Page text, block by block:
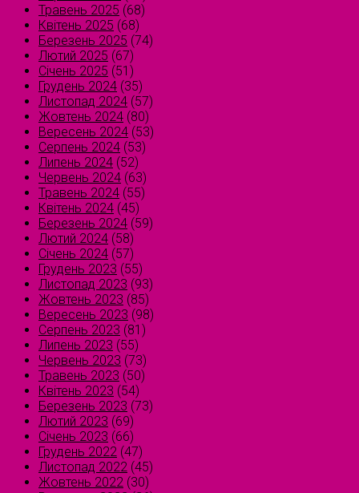
Травень 2025 (68)
Квітень 2025 (68)
Березень 2025 (74)
Лютий 2025 (67)
Січень 2025 (51)
Грудень 2024 (35)
Листопад 2024 (57)
Жовтень 2024 (80)
Вересень 2024 (53)
Серпень 2024 (53)
Липень 2024 (52)
Червень 2024 (63)
Травень 2024 (55)
Квітень 2024 (45)
Березень 2024 (59)
Лютий 2024 (58)
Січень 2024 (57)
Грудень 2023 (55)
Листопад 2023 (93)
Жовтень 2023 (85)
Вересень 2023 (98)
Серпень 2023 (81)
Липень 2023 (55)
Червень 2023 (73)
Травень 2023 (50)
Квітень 2023 (54)
Березень 2023 (73)
Лютий 2023 (69)
Січень 2023 (66)
Грудень 2022 (47)
Листопад 2022 (45)
Жовтень 2022 (30)